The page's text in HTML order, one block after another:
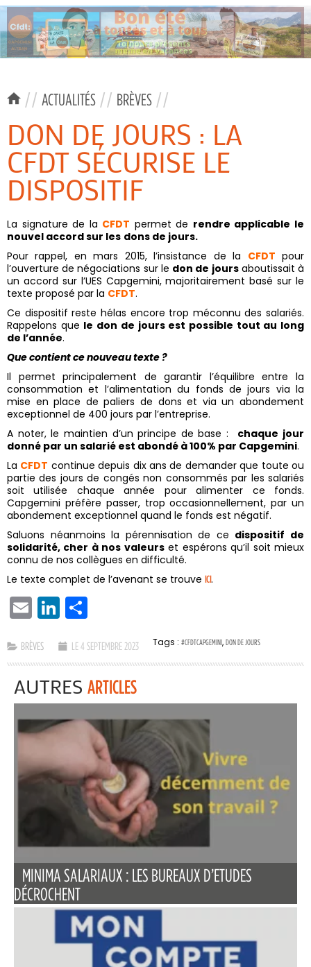
// ACTUALITÉS // BRÈVES //
DON DE JOURS : LA
CFDT SÉCURISE LE
DISPOSITIF
La signature de la CFDT permet de rendre applicable le
nouvel accord sur les dons de jours.
Pour rappel, en mars 2015, l’insistance de la CFDT pour
l’ouverture de négociations sur le don de joursaboutissait à
un accord sur l’UES Capgemini, majoritairement basé sur le
texte proposé par la CFDT.
Ce dispositif reste hélas encore trop méconnu des salariés.
Rappelons que le don de jours est possible tout au long
de l’année.
Que contient ce nouveau texte ?
Il permet principalement de garantir l’équilibre entre la
consommation et l’alimentation du fonds de jours via la
mise en place de paliers de dons et via un abondement
exceptionnel de 400 jours par l’entreprise.
A noter, le maintien d’un principe de base : chaque jour
donné par un salarié est abondé à 100% par Capgemini.
La CFDT continue depuis dix ans de demander que toute ou
partie des jours de congés non consommés par les salariés
soit utilisée chaque année pour alimenter ce fonds.
Capgemini préfère passer, trop occasionnellement, par un
abondement exceptionnel quand le fonds est négatif.
Saluons néanmoins la pérennisation de ce dispositif de
solidarité, cher à nos valeurset espérons qu’il soit mieux
connu de nos collègues en difficulté.
Le texte complet de l’avenant se trouve ICI.
EMAIL LINKEDIN
BRÈVES LE 4 SEPTEMBRE 2023 Tags : #CFDTCAPGEMINI, DON DE JOURS
AUTRES ARTICLES
MINIMA SALARIAUX : LES BUREAUX D’ETUDES
DÉCROCHENT